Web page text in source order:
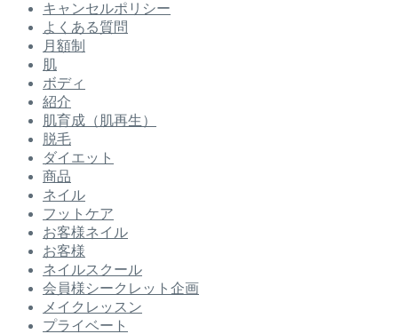
キャンセルポリシー
よくある質問
月額制
肌
ボディ
紹介
肌育成（肌再生）
脱毛
ダイエット
商品
ネイル
フットケア
お客様ネイル
お客様
ネイルスクール
会員様シークレット企画
メイクレッスン
プライベート